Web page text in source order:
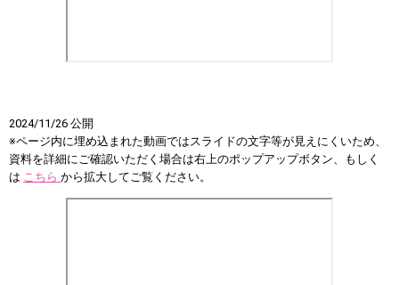
2024/11/26 公開
※ページ内に埋め込まれた動画ではスライドの文字等が見えにくいため、
資料を詳細にご確認いただく場合は右上のポップアップボタン、もしく
は こちら から拡大してご覧ください。